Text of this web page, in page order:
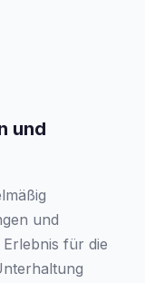
und
und
für die